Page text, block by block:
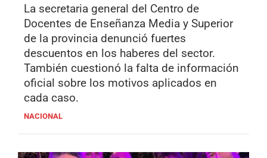
La secretaria general del Centro de
Docentes de Enseñanza Media y Superior
de la provincia denunció fuertes
descuentos en los haberes del sector.
También cuestionó la falta de información
oficial sobre los motivos aplicados en
cada caso.
NACIONAL